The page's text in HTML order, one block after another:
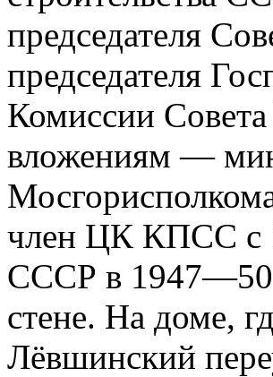
председателя
председателя
Ко­миссии
вложениям —
член ЦК КПСС с
СССР в 1947—50
стене. На доме,
Лёвшинский